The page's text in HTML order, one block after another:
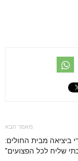
מאמר הבא
ביציאה מבית החולים:
שליח לכל הפצועים"